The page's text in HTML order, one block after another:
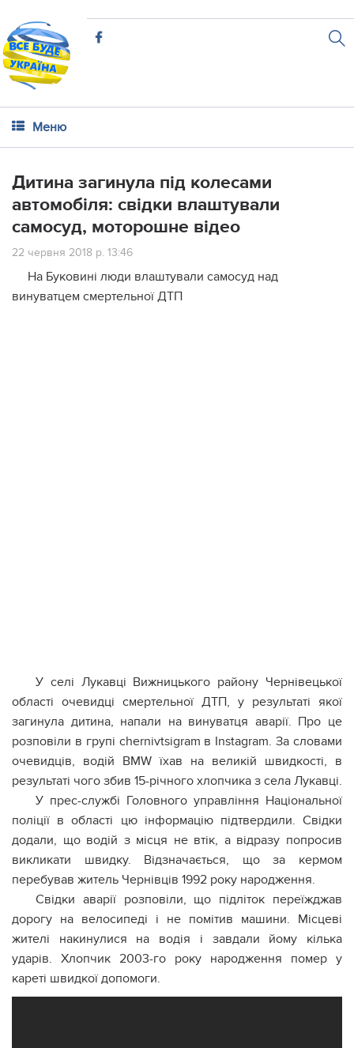
Меню
Дитина загинула під колесами
автомобіля: свідки влаштували
самосуд, моторошне відео
22 червня 2018 р. 13:46
На Буковині люди влаштували самосуд над
винуватцем смертельної ДТП
У селі Лукавці Вижницького району Чернівецької
області очевидці смертельної ДТП, у результаті якої
загинула дитина, напали на винуватця аварії. Про це
розповіли в групі chernivtsigram в Instagram. За словами
очевидців, водій BMW їхав на великій швидкості, в
результаті чого збив 15-річного хлопчика з села Лукавці.
У прес-службі Головного управління Національної
поліції в області цю інформацію підтвердили. Свідки
додали, що водій з місця не втік, а відразу попросив
викликати швидку. Відзначається, що за кермом
перебував житель Чернівців 1992 року народження.
Свідки аварії розповіли, що підліток переїжджав
дорогу на велосипеді і не помітив машини. Місцеві
жителі накинулися на водія і завдали йому кілька
ударів. Хлопчик 2003-го року народження помер у
кареті швидкої допомоги.